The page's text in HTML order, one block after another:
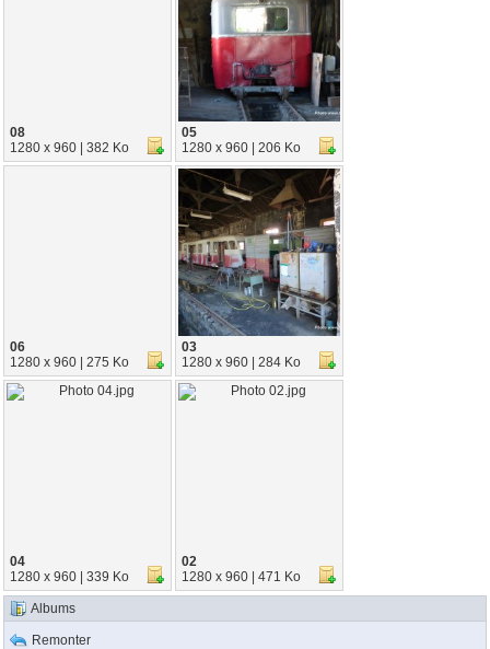
08
1280 x 960 | 382 Ko
05
1280 x 960 | 206 Ko
06
1280 x 960 | 275 Ko
03
1280 x 960 | 284 Ko
04
1280 x 960 | 339 Ko
02
1280 x 960 | 471 Ko
Albums
Remonter